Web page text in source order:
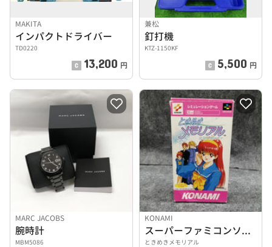
MAKITA
インパクトドライバー
TD0220
13,200 円
兼松
釘打機
KTZ-1150KF
5,500 円
MARC JACOBS
腕時計
MBM5086
KONAMI
スーパーファミコンソフト
ときめきメモリアル